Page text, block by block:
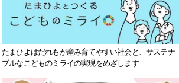
たまひよはだれもが産み育てやすい社会と、サステナ
ブルなこどものミライの実現をめざします